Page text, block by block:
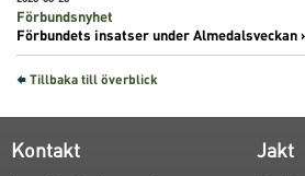
Förbundsnyhet
Förbundets insatser under Almedalsveckan
Tillbaka till överblick
Kontakt Jakt